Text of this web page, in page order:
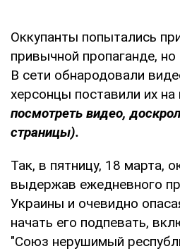
Оккупанты попытались
привычной пропаганде,
В сети обнародовали
херсонцы поставили их на
посмотреть видео,
страницы).
Так, в пятницу, 18 марта,
выдержав ежедневного
Украины и очевидно
начать его подпевать,
"Союз нерушимый